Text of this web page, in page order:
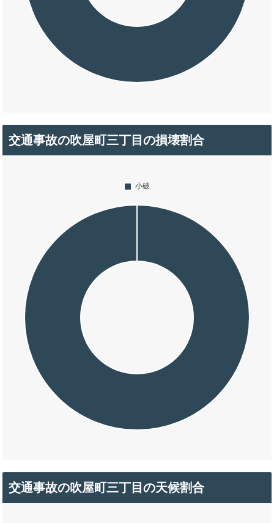
交通事故の吹屋町三丁目の損壊割合
交通事故の吹屋町三丁目の天候割合